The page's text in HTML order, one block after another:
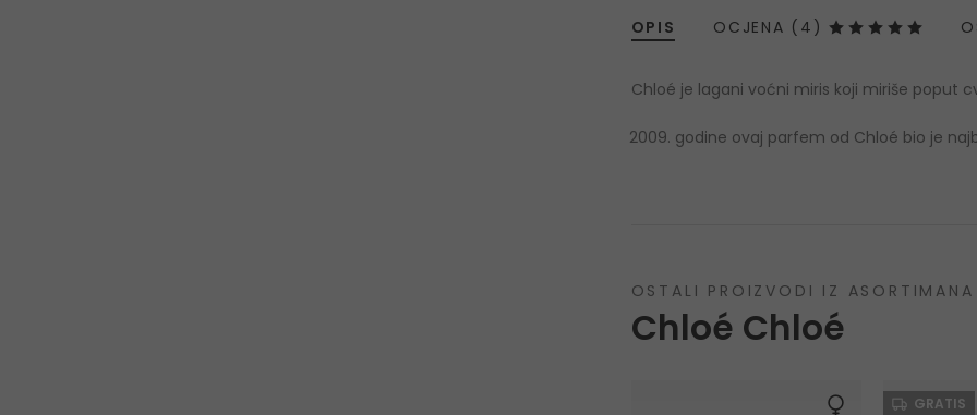
OPIS
Chloé je lagani voćni miris koji miriše poput
godine ovaj parfem od Chloé bio je
OCJENA (4)
OSTALI PROIZVODI IZ ASORTIMANA
Chloé Chloé
GRATIS